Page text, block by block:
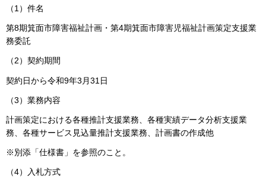
（1）件名
第8期箕面市障害福祉計画・第4期箕面市障害児福祉計画策定支援業
務委託
（2）契約期間
契約日から令和9年3月31日
（3）業務内容
計画策定における各種推計支援業務、各種実績データ分析支援業
務、各種サービス見込量推計支援業務、計画書の作成他
※別添「仕様書」を参照のこと。
（4）入札方式